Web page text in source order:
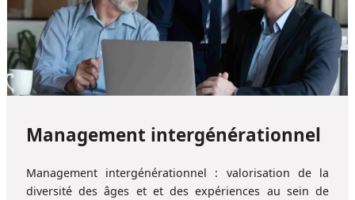
Management intergénérationnel
Management intergénérationnel : valorisation de la
diversité des âges et et des expériences au sein de